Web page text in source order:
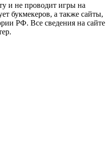
и не проводит игры на
букмекеров, а также сайты,
РФ. Все сведения на сайте